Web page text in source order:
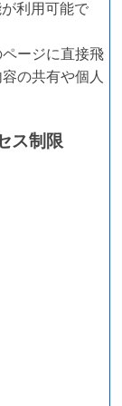
利用可能で
ージに直接飛
の共有や個人
ス制限